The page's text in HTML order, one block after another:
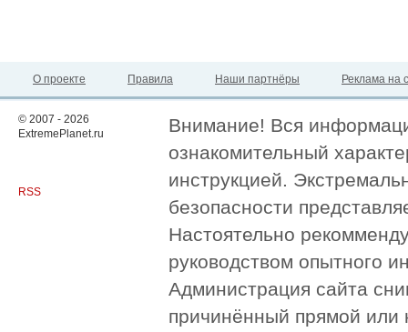
О проекте Правила Наши партнёры Реклама на
© 2007 - 2026
ExtremePlanet.ru
RSS
Внимание! Вся
ознакомительный
инструкцией.
безопасности
Настоятельно
руководством опытного
Администрация сайта
причинённый прямой или